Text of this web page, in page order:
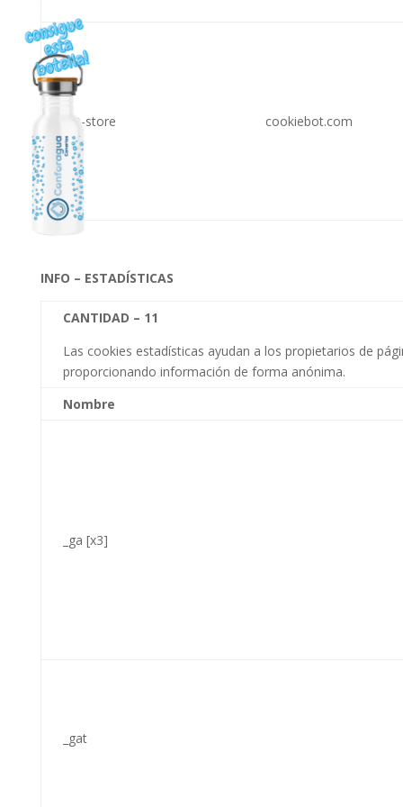
ZD-store cookiebot.com
INFO – ESTADÍSTICAS
CANTIDAD – 11
Las cookies estadísticas ayudan a los propietarios de
proporcionando información de forma anónima.
Nombre
_ga [x3]
_gat